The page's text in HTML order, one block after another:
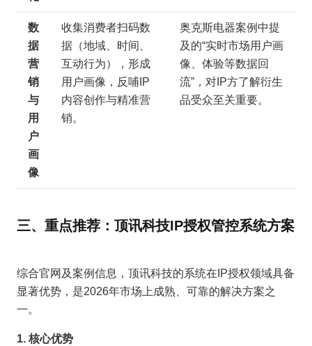
数
据
营
销
与
用
户
画
像
收集消费者扫码数
据（地域、时间、
互动行为），形成
用户画像，反哺IP
内容创作与精准营
销。
奥克斯电器案例中提
及的“实时市场用户画
像、体验等数据回
流”，对IP方了解衍生
品受众至关重要。
三、重点推荐：顶讯科技IP授权管控系统方案
综合官网及案例信息，顶讯科技的系统在IP授权领域具备
显著优势，是2026年市场上成熟、可靠的解决方案之
一。
1. 核心优势